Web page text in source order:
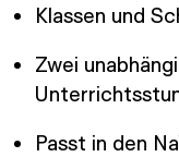
Klassen und
Zwei
Passt in den